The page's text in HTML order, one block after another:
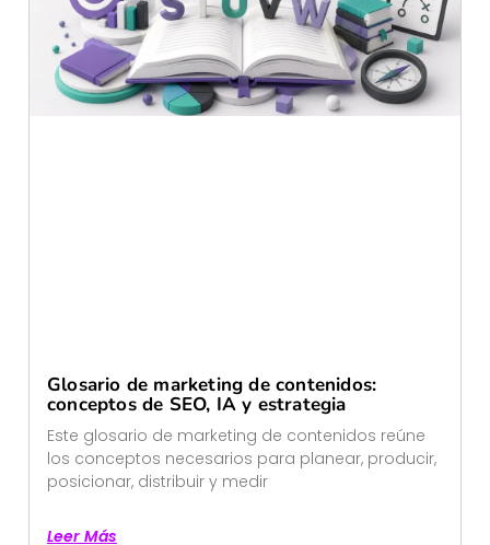
Glosario de marketing de contenidos:
conceptos de SEO, IA y estrategia
Este glosario de marketing de contenidos reúne
los conceptos necesarios para planear, producir,
posicionar, distribuir y medir
Leer Más